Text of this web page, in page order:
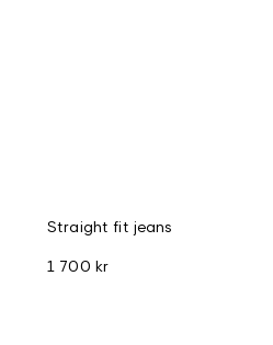
Straight fit jeans
1 700 kr